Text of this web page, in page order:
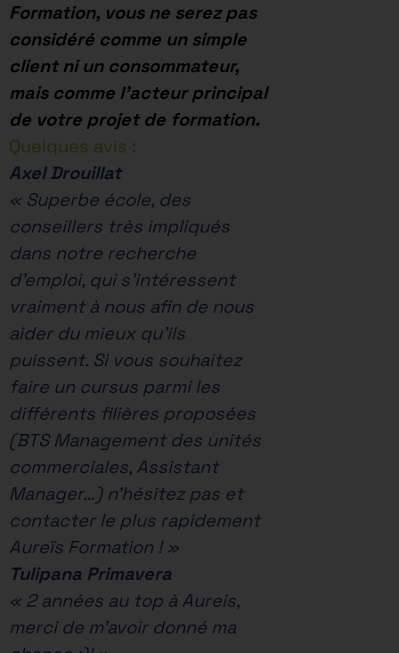
Formation, vous ne serez pas
considéré comme un simple
client ni un consommateur,
mais comme l’acteur principal
de votre projet de formation.
Quelques avis :
Axel Drouillat
« Superbe école, des
conseillers très impliqués
dans notre recherche
d’emploi, qui s’intéressent
vraiment à nous afin de nous
aider du mieux qu’ils
puissent. Si vous souhaitez
faire un cursus parmi les
différents filières proposées
(BTS Management des unités
commerciales, Assistant
Manager…) n’hésitez pas et
contacter le plus rapidement
Aureïs Formation ! »
Tulipana Primavera
« 2 années au top à Aureis,
merci de m’avoir donné ma